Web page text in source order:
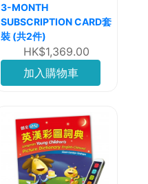
3-MONTH
SUBSCRIPTION CARD套
裝 (共2件)
HK$1,369.00
加入購物車